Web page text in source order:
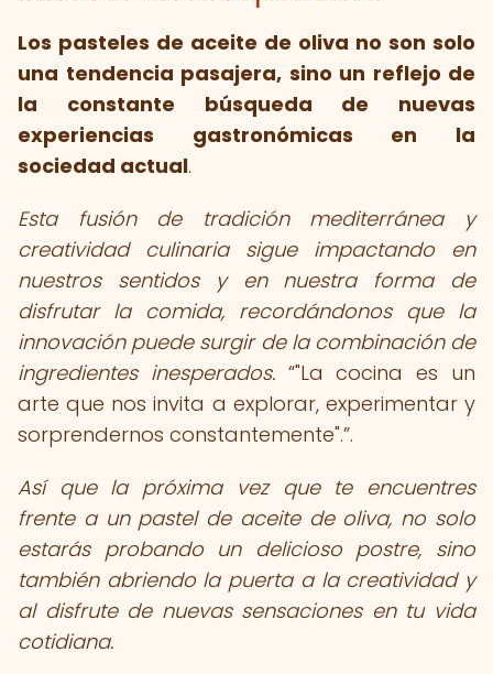
Los pasteles de aceite de oliva no son solo
una tendencia pasajera, sino un reflejo de
la constante búsqueda de nuevas
experiencias gastronómicas en la
sociedad actual.
Esta fusión de tradición mediterránea y
creatividad culinaria sigue impactando en
nuestros sentidos y en nuestra forma de
disfrutar la comida, recordándonos que la
innovación puede surgir de la combinación de
ingredientes inesperados.
"La cocina es un
arte que nos invita a explorar, experimentar y
sorprendernos constantemente". .
Así que la próxima vez que te encuentres
frente a un pastel de aceite de oliva, no solo
estarás probando un delicioso postre, sino
también abriendo la puerta a la creatividad y
al disfrute de nuevas sensaciones en tu vida
cotidiana.